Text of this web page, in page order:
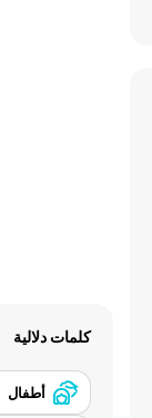
كلمات دلالية
أطفال